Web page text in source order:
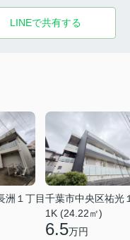
LINEで共有する
洲１丁目千葉市中央区祐光
1K (24.22㎡)
6.5万円